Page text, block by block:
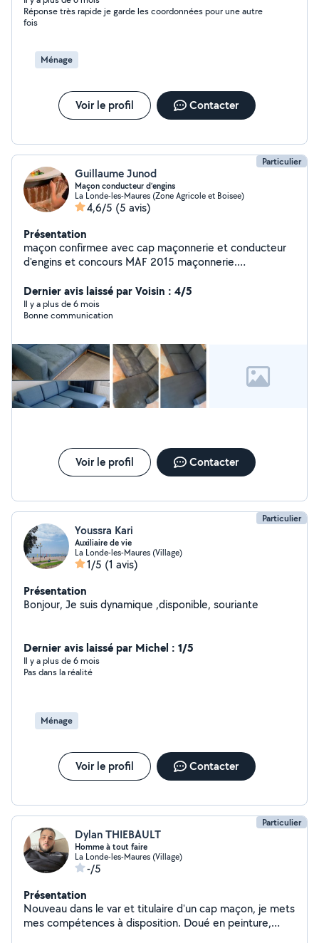
clés, ménage, état des lieux...)
Réponse très rapide je garde les coordonnées pour une autre
fois
Ménage
Voir le profil Contacter
Particulier
Guillaume Junod
Maçon conducteur d’engins
La Londe-les-Maures (Zone Agricole et Boisee)
4,6/5 (5 avis)
Présentation
maçon confirmee avec cap maçonnerie et conducteur
d'engins et concours MAF 2015 maçonnerie.
Dernier avis laissé par Voisin : 4/5
Il y a plus de 6 mois
Bonne communication
Voir le profil Contacter
Particulier
Youssra Kari
Auxiliaire de vie
La Londe-les-Maures (Village)
1/5 (1 avis)
Présentation
Bonjour, Je suis dynamique ,disponible, souriante
Dernier avis laissé par Michel : 1/5
Il y a plus de 6 mois
Pas dans la réalité
Ménage
Voir le profil Contacter
Particulier
Dylan THIEBAULT
Homme à tout faire
La Londe-les-Maures (Village)
-/5
Présentation
Nouveau dans le var et titulaire d'un cap maçon, je mets
mes compétences à disposition. Doué en peinture,